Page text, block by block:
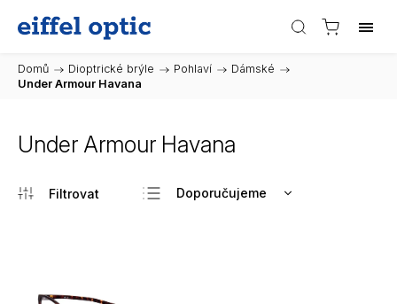
Domů / Dioptrické brýle / Pohlaví / Dámské /
Under Armour Havana
Under Armour Havana
Doporučujeme